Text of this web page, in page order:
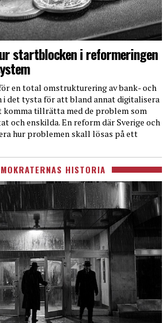
startblocken i reformeringen
en total omstrukturering av bank- och
i det tysta för att bland annat digitalisera
komma tillrätta med de problem som
och enskilda. En reform där Sverige och
hur problemen skall lösas på ett
HISTORIA